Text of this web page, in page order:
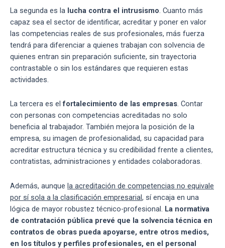
La segunda es la lucha contra el intrusismo. Cuanto más
capaz sea el sector de identificar, acreditar y poner en valor
las competencias reales de sus profesionales, más fuerza
tendrá para diferenciar a quienes trabajan con solvencia de
quienes entran sin preparación suficiente, sin trayectoria
contrastable o sin los estándares que requieren estas
actividades.
La tercera es elfortalecimiento de las empresas. Contar
con personas con competencias acreditadas no solo
beneficia al trabajador. También mejora la posición de la
empresa, su imagen de profesionalidad, su capacidad para
acreditar estructura técnica y su credibilidad frente a clientes,
contratistas, administraciones y entidades colaboradoras.
Además, aunque la acreditación de competencias no equivale
por sí sola a la clasificación empresarial, sí encaja en una
lógica de mayor robustez técnico-profesional. La normativa
de contratación pública prevé que la solvencia técnica en
contratos de obras pueda apoyarse, entre otros medios,
en los títulos y perfiles profesionales, en el personal